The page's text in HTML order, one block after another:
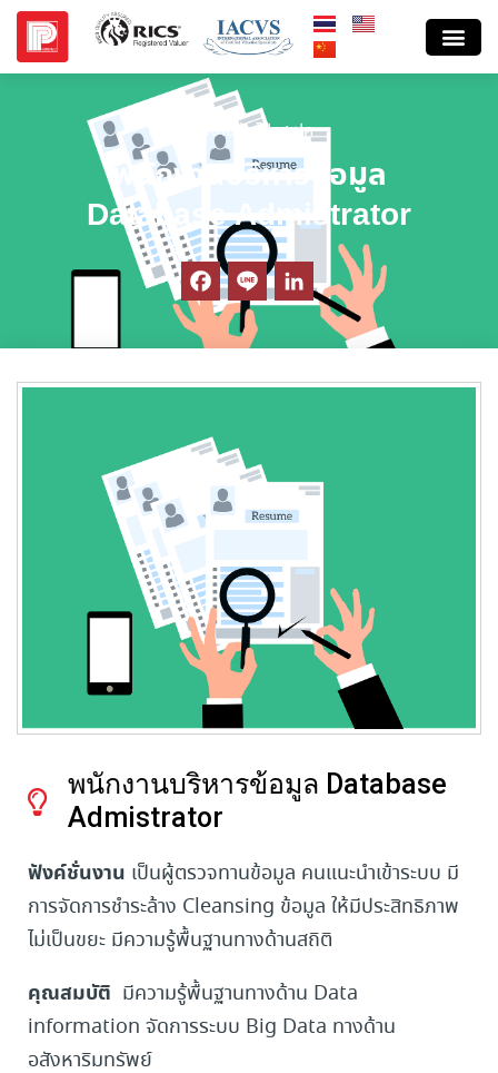
ร่วมงานกับโปรสเปค
พนักงานบริหารข้อมูล
Database Admistrator
พนักงานบริหารข้อมูล Database
Admistrator
ฟังค์ชั่นงาน เป็นผู้ตรวจทานข้อมูล คนแนะนำเข้าระบบ มี
การจัดการชำระล้าง Cleansing ข้อมูล ให้มีประสิทธิภาพ
ไม่เป็นขยะ มีความรู้พื้นฐานทางด้านสถิติ
คุณสมบัติ มีความรู้พื้นฐานทางด้าน Data
information จัดการระบบ Big Data ทางด้าน
อสังหาริมทรัพย์